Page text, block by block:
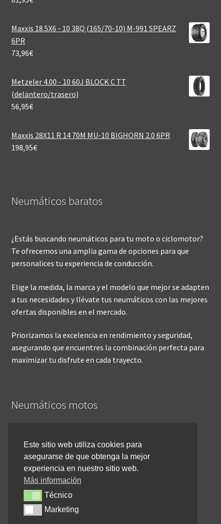
Maxxis 18.5X6 - 10 38Q (165/70-10) M-991 SPEARZ
6PR
73,96€
Metzeler 4.00 - 10 60J BLOCK C TT
(delantero/trasero)
56,95€
Maxxis 28X11 R 14 70M MU-10 BIGHORN 2.0 6PR
198,95€
Neumáticos baratos
¿Estás buscando neumáticos para tu moto o ciclomotor?
Te ofrecemos una amplia gama de opciones para que
personalices tu experiencia de conducción.
Elige la medida, la marca y el modelo que mejor se adapten
a tus necesidades y llévate tus neumáticos con las mejores
ofertas disponibles en el mercado.
Priorizamos la excelencia en rendimiento y seguridad,
asegurando que encuentres la combinación perfecta para
maximizar tu disfrute en cada trayecto.
Neumáticos motos
Inicio
Cómo comprar online
Devoluciones y reembolsos
Cancelar pedido
Contacto
Este sitio web utiliza cookies para
asegurarse de que obtenga la mejor
experiencia en nuestro sitio web.
Más información
TécnicoTécnico
MarketingMarketing